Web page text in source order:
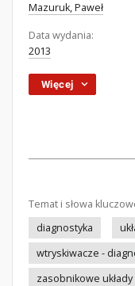
Mazuruk, Paweł
Data wydania:
2013
Więcej
Temat i słowa
diagnostyka
wtryskiwacze -
zasobnikowe